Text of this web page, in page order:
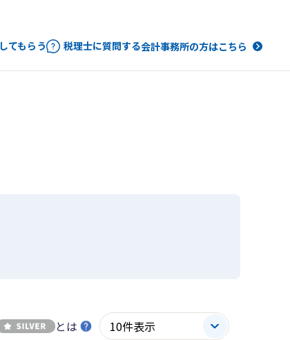
てもらう 税理士に質問する会計事務所の方はこちら
とは